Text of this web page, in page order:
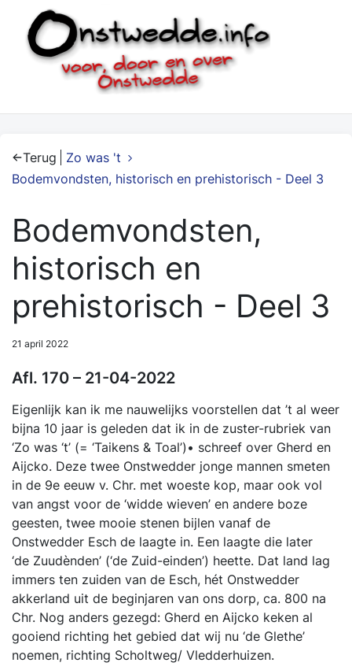
Terug
Zo was 't
Bodemvondsten, historisch en prehistorisch - Deel 3
Bodemvondsten,
historisch en
prehistorisch - Deel 3
21 april 2022
Afl. 170 – 21-04-2022
Eigenlijk kan ik me nauwelijks voorstellen dat ’t al weer
bijna 10 jaar is geleden dat ik in de zuster-rubriek van
‘Zo was ‘t’ (= ‘Taikens & Toal’)• schreef over Gherd en
Aijcko. Deze twee Onstwedder jonge mannen smeten
in de 9e eeuw v. Chr. met woeste kop, maar ook vol
van angst voor de ‘widde wieven’ en andere boze
geesten, twee mooie stenen bijlen vanaf de
Onstwedder Esch de laagte in. Een laagte die later
‘de Zuudènden’ (‘de Zuid-einden’) heette. Dat land lag
immers ten zuiden van de Esch, hét Onstwedder
akkerland uit de beginjaren van ons dorp, ca. 800 na
Chr. Nog anders gezegd: Gherd en Aijcko keken al
gooiend richting het gebied dat wij nu ‘de Glethe’
noemen, richting Scholtweg/ Vledderhuizen.